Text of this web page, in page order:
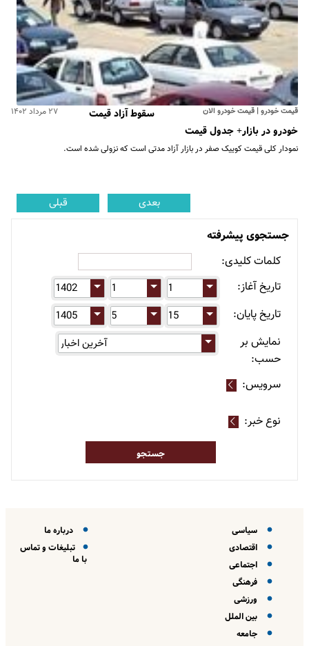
قیمت خودرو | قیمت خودرو الان ۲۷ مرداد ۱۴۰۲
سقوط آزاد قیمت
خودرو در بازار+ جدول قیمت
نمودار کلی قیمت کوییک صفر در بازار آزاد مدتی است که نزولی شده است.
قبلی بعدی
جستجوی پیشرفته
کلمات کلیدی:
تاریخ آغاز:
تاریخ پایان:
نمایش بر
حسب:
سرویس:
نوع خبر:
سیاسی
اقتصادی
اجتماعی
فرهنگی
ورزشی
بین الملل
جامعه
درباره ما
تبلیغات و تماس
با ما